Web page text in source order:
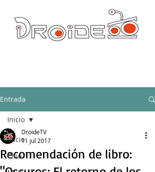
Entrada
Inicio
Cine
Inicio
Recomendación de libro:
DroideTV
11 jul 2017